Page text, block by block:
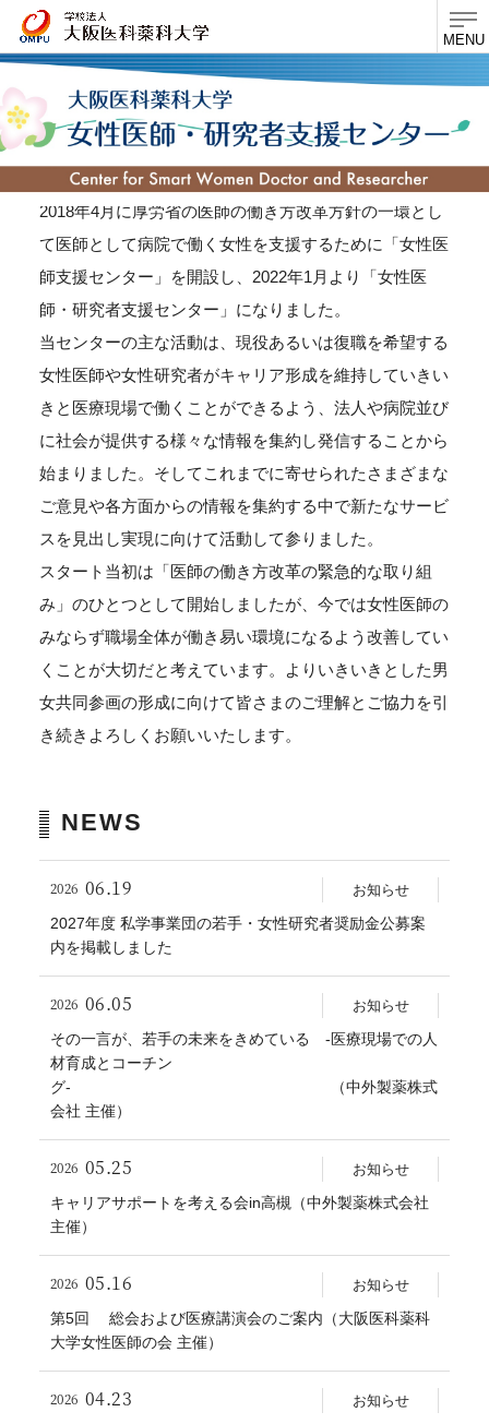
MENU
2018年4月に厚労省の医師の働き方改革方針の一環とし
て医師として病院で働く女性を支援するために「女性医
師支援センター」を開設し、2022年1月より「女性医
師・研究者支援センター」になりました。
当センターの主な活動は、現役あるいは復職を希望する
女性医師や女性研究者がキャリア形成を維持していきい
きと医療現場で働くことができるよう、法人や病院並び
に社会が提供する様々な情報を集約し発信することから
始まりました。そしてこれまでに寄せられたさまざまな
ご意見や各方面からの情報を集約する中で新たなサービ
スを見出し実現に向けて活動して参りました。
スタート当初は「医師の働き方改革の緊急的な取り組
み」のひとつとして開始しましたが、今では女性医師の
みならず職場全体が働き易い環境になるよう改善してい
くことが大切だと考えています。よりいきいきとした男
女共同参画の形成に向けて皆さまのご理解とご協力を引
き続きよろしくお願いいたします。
NEWS
2026 06.19 お知らせ
2027年度 私学事業団の若手・女性研究者奨励金公募案
内を掲載しました
2026 06.05 お知らせ
その一言が、若手の未来をきめている -医療現場での人
材育成とコーチン
グ- （中外製薬株式
会社 主催）
2026 05.25 お知らせ
キャリアサポートを考える会in高槻（中外製薬株式会社
主催）
2026 05.16 お知らせ
第5回 総会および医療講演会のご案内（大阪医科薬科
大学女性医師の会 主催）
2026 04.23 お知らせ